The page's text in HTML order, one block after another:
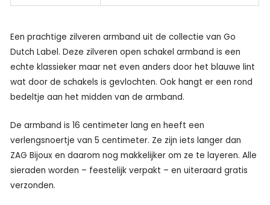
Een prachtige zilveren armband uit de collectie van Go
Dutch Label. Deze zilveren open schakel armband is een
echte klassieker maar net even anders door het blauwe lint
wat door de schakels is gevlochten. Ook hangt er een rond
bedeltje aan het midden van de armband.
De armband is 16 centimeter lang en heeft een
verlengsnoertje van 5 centimeter. Ze zijn iets langer dan
ZAG Bijoux en daarom nog makkelijker om ze te layeren. Alle
sieraden worden – feestelijk verpakt – en uiteraard gratis
verzonden.